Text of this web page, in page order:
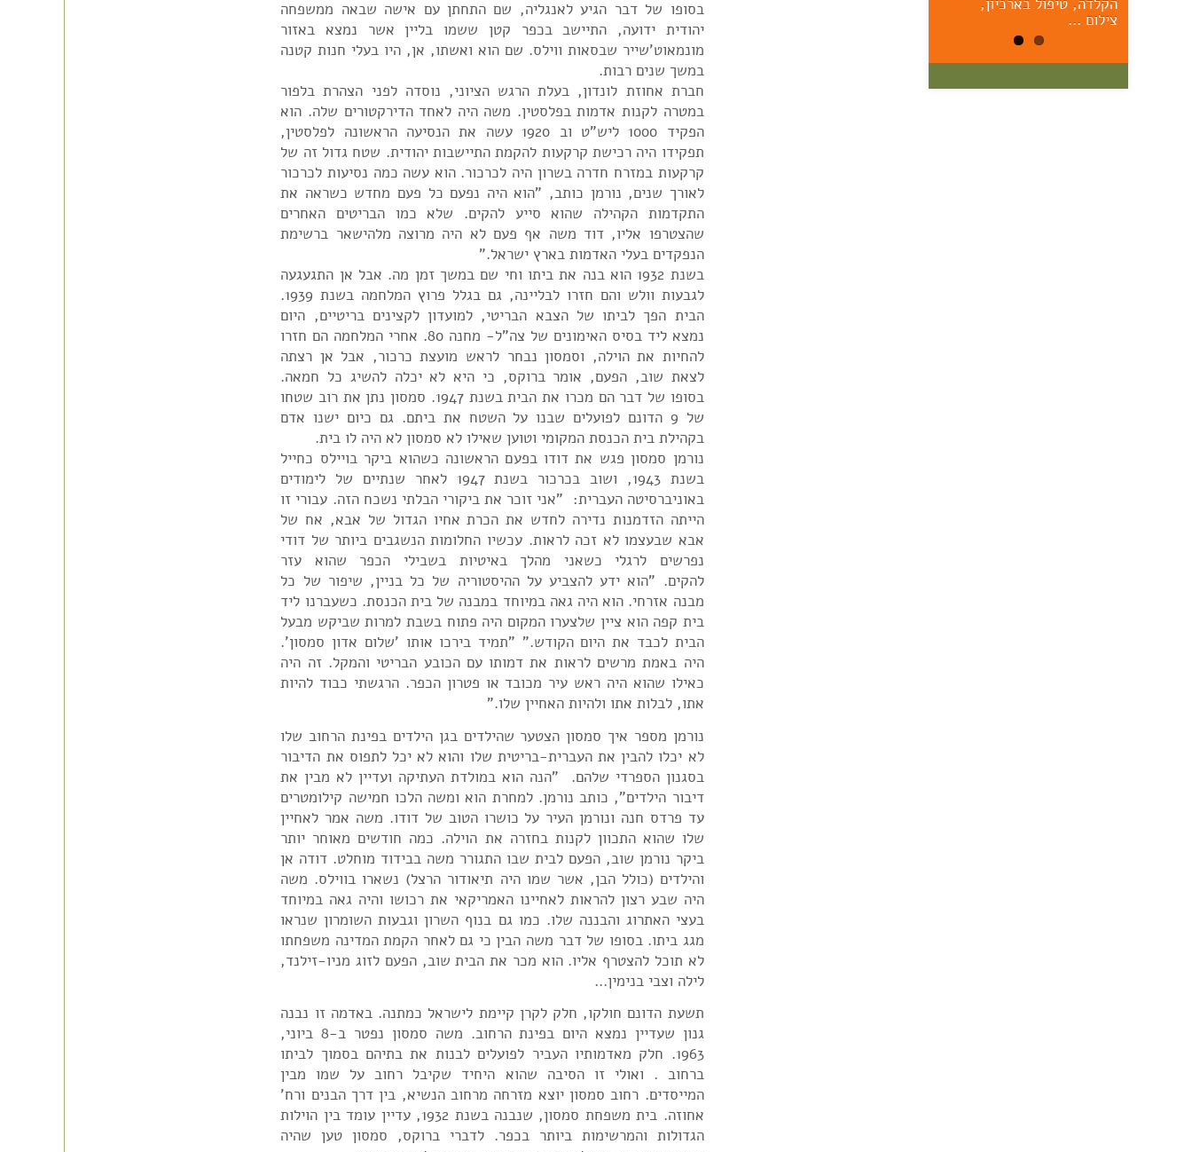
17/7, 11:00 אוצר: מרק יודל
צילום …
בסופו של דבר הגיע לאנגליה, שם התחתן עם אישה שבאה ממשפחה
יהודית ידועה, התיישב בכפר קטן ששמו בליין אשר נמצא באזור
מונמאוט'שייר שבסאות ווילס. שם הוא ואשתו, אן, היו בעלי חנות קטנה
במשך שנים רבות.
חברת אחוזת לונדון, בעלת הרגש הציוני, נוסדה לפני הצהרת בלפור
במטרה לקנות אדמות בפלסטין. משה היה לאחד הדירקטורים שלה. הוא
הפקיד 1000 ליש"ט וב 1920 עשה את הנסיעה הראשונה לפלסטין,
תפקידו היה רכישת קרקעות להקמת התיישבות יהודית. שטח גדול זה של
קרקעות במזרח חדרה בשרון היה לכרכור. הוא עשה כמה נסיעות לכרכור
לאורך שנים, נורמן כותב, "הוא היה נפעם כל פעם מחדש כשראה את
התקדמות הקהילה שהוא סייע להקים. שלא כמו הבריטים האחרים
שהצטרפו אליו, דוד משה אף פעם לא היה מרוצה מלהישאר ברשימת
הנפקדים בעלי האדמות בארץ ישראל."
בשנת 1932 הוא בנה את ביתו וחי שם במשך זמן מה. אבל אן התגעגעה
לגבעות וולש והם חזרו לבליינה, גם בגלל פרוץ המלחמה בשנת 1939.
הבית הפך לביתו של הצבא הבריטי, למועדון לקצינים בריטיים, היום
נמצא ליד בסיס האימונים של צה"ל- מחנה 80. אחרי המלחמה הם חזרו
להחיות את הוילה, וסמסון נבחר לראש מועצת כרכור, אבל אן רצתה
לצאת שוב, הפעם, אומר ברוקס, כי היא לא יכלה להשיג כל חמאה.
בסופו של דבר הם מכרו את הבית בשנת 1947. סמסון נתן את רוב שטחו
של 9 הדונם לפועלים שבנו על השטח את ביתם. גם כיום ישנו אדם
בקהילת בית הכנסת המקומי וטוען שאילו לא סמסון לא היה לו בית.
נורמן סמסון פגש את דודו בפעם הראשונה כשהוא ביקר בויילס כחייל
בשנת 1943, ושוב בכרכור בשנת 1947 לאחר שנתיים של לימודים
באוניברסיטה העברית: "אני זוכר את ביקורי הבלתי נשכח הזה. עבורי זו
הייתה הזדמנות נדירה לחדש את הכרת אחיו הגדול של אבא, אח של
אבא שבעצמו לא זכה לראות. עכשיו החלומות הנשגבים ביותר של דודי
נפרשים לרגלי כשאני מהלך באיטיות בשבילי הכפר שהוא עזר
להקים. "הוא ידע להצביע על ההיסטוריה של כל בניין, שיפור של כל
מבנה אזרחי. הוא היה גאה במיוחד במבנה של בית הכנסת. כשעברנו ליד
בית קפה הוא ציין שלצערו המקום היה פתוח בשבת למרות שביקש מבעל
הבית לכבד את היום הקודש." "תמיד בירכו אותו 'שלום אדון סמסון'.
היה באמת מרשים לראות את דמותו עם הכובע הבריטי והמקל. זה היה
כאילו שהוא היה ראש עיר מכובד או פטרון הכפר. הרגשתי כבוד להיות
אתו, לבלות אתו ולהיות האחיין שלו."
נורמן מספר איך סמסון הצטער שהילדים בגן הילדים בפינת הרחוב שלו
לא יכלו להבין את העברית-בריטית שלו והוא לא יכל לתפוס את הדיבור
בסגנון הספרדי שלהם. "הנה הוא במולדת העתיקה ועדיין לא מבין את
דיבור הילדים", כותב נורמן. למחרת הוא ומשה הלכו חמישה קילומטרים
עד פרדס חנה ונורמן העיר על כושרו הטוב של דודו. משה אמר לאחיין
שלו שהוא התכוון לקנות בחזרה את הוילה. כמה חודשים מאוחר יותר
ביקר נורמן שוב, הפעם לבית שבו התגורר משה בבידוד מוחלט. דודה אן
והילדים (כולל הבן, אשר שמו היה תיאודור הרצל) נשארו בווילס. משה
היה שבע רצון להראות לאחיינו האמריקאי את רכושו והיה גאה במיוחד
בעצי האתרוג והבננה שלו. כמו גם בנוף השרון וגבעות השומרון שנראו
מגג ביתו. בסופו של דבר משה הבין כי גם לאחר הקמת המדינה משפחתו
לא תוכל להצטרף אליו. הוא מכר את הבית שוב, הפעם לזוג מניו-זילנד,
לילה וצבי בנימין…
תשעת הדונם חולקו, חלק לקרן קיימת לישראל כמתנה. באדמה זו נבנה
גנון שעדיין נמצא היום בפינת הרחוב. משה סמסון נפטר ב-8 ביוני,
1963. חלק מאדמותיו העביר לפועלים לבנות את בתיהם בסמוך לביתו
ברחוב . ואולי זו הסיבה שהוא היחיד שקיבל רחוב על שמו מבין
המייסדים. רחוב סמסון יוצא מזרחה מרחוב הנשיא, בין דרך הבנים ורח'
אחוזה. בית משפחת סמסון, שנבנה בשנת 1932, עדיין עומד בין הוילות
הגדולות והמרשימות ביותר בכפר. לדברי ברוקס, סמסון טען שהיה